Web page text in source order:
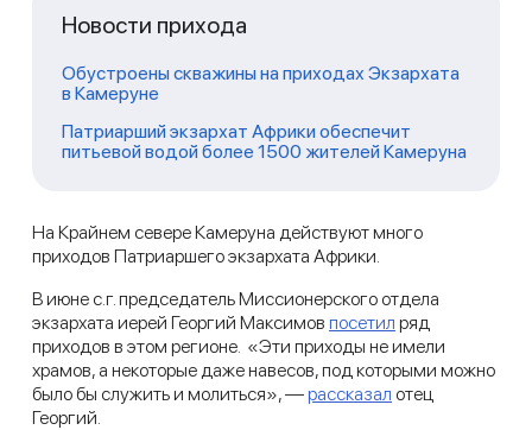
Новости прихода
Обустроены скважины на приходах Экзархата
в Камеруне
Патриарший экзархат Африки обеспечит
питьевой водой более 1500 жителей Камеруна
На Крайнем севере Камеруна действуют много
приходов Патриаршего экзархата Африки.
В июне с.г. председатель Миссионерского отдела
экзархата иерей Георгий Максимов посетил ряд
приходов в этом регионе. «Эти приходы не имели
храмов, а некоторые даже навесов, под которыми можно
было бы служить и молиться», — рассказал отец
Георгий.